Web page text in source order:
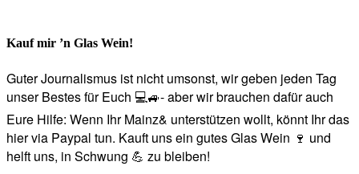
Kauf mir ’n Glas Wein!
Guter Journalismus ist nicht umsonst, wir geben jeden Tag
unser Bestes für Euch 💻🚙- aber wir brauchen dafür auch
Eure Hilfe: Wenn Ihr Mainz& unterstützen wollt, könnt Ihr das
hier via Paypal tun. Kauft uns ein gutes Glas Wein 🍷 und
helft uns, in Schwung 💪 zu bleiben!